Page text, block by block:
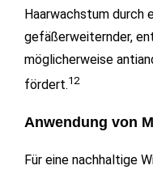
Haarwachstum durch
gefäßerweiternder,
möglicherweise
fördert.12
Anwendung von
Für eine nachhaltige